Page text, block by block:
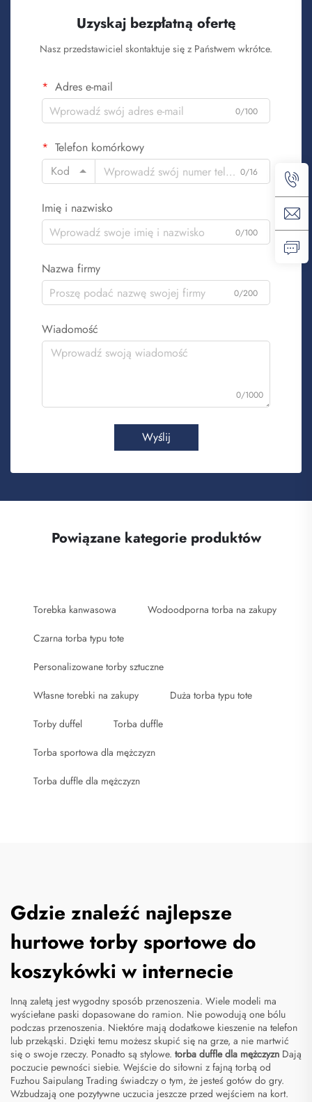
Uzyskaj bezpłatną ofertę
Nasz przedstawiciel skontaktuje się z Państwem wkrótce.
Adres e-mail
0/100
Telefon komórkowy
Kod
0/16
Imię i nazwisko
0/100
Nazwa firmy
0/200
Wiadomość
0/1000
Wyślij
Powiązane kategorie produktów
Torebka kanwasowa Wodoodporna torba na zakupy
Czarna torba typu tote
Personalizowane torby sztuczne
Własne torebki na zakupy Duża torba typu tote
Torby duffel Torba duffle
Torba sportowa dla mężczyzn
Torba duffle dla mężczyzn
Gdzie znaleźć najlepsze
hurtowe torby sportowe do
koszykówki w internecie
Inną zaletą jest wygodny sposób przenoszenia. Wiele modeli ma
wyściełane paski dopasowane do ramion. Nie powodują one bólu
podczas przenoszenia. Niektóre mają dodatkowe kieszenie na telefon
lub przekąski. Dzięki temu możesz skupić się na grze, a nie martwić
się o swoje rzeczy. Ponadto są stylowe. torba duffle dla mężczyzn Dają
poczucie pewności siebie. Wejście do siłowni z fajną torbą od
Fuzhou Saipulang Trading świadczy o tym, że jesteś gotów do gry.
Wzbudzają one pozytywne uczucia jeszcze przed wejściem na kort.